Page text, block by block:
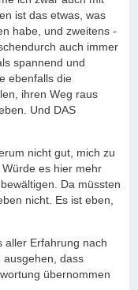
ist das etwas, was
habe, und zweitens -
auch immer
spannend und
ebenfalls die
ihren Weg raus
Und DAS
nicht gut, mich zu
es hier mehr
Da müssten
nicht. Es ist eben,
aller Erfahrung nach
ausgehen, dass
übernommen